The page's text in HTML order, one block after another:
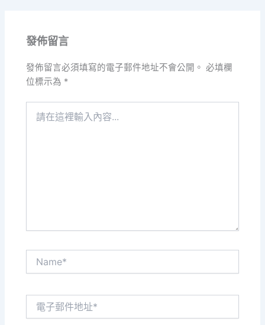
發佈留言
發佈留言必須填寫的電子郵件地址不會公開。 必填欄
位標示為 *